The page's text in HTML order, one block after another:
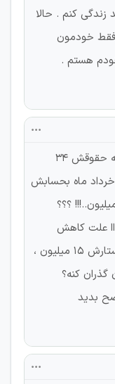
زندگی کنم . حالا
فقط خودمون
هستم .
مادرم مستمری بگیر هستش سال گذشته حقوقش ۳۴
ماه بحسابش
سازمان با متناسب سازی شده ۲۶ میلیون..!!! ؟؟؟
علت کاهش
چشمگیر رو بیان کنید...هزینه ماهانه پرستارش ۱۵ میلیون ،
و....با ۶ میلیون گذران کنه؟
بدید